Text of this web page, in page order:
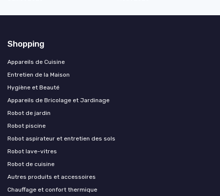
Shopping
Appareils de Cuisine
Entretien de la Maison
Hygiène et Beauté
Appareils de Bricolage et Jardinage
Robot de jardin
Robot piscine
Robot aspirateur et entretien des sols
Robot lave-vitres
Robot de cuisine
Autres produits et accessoires
Chauffage et confort thermique